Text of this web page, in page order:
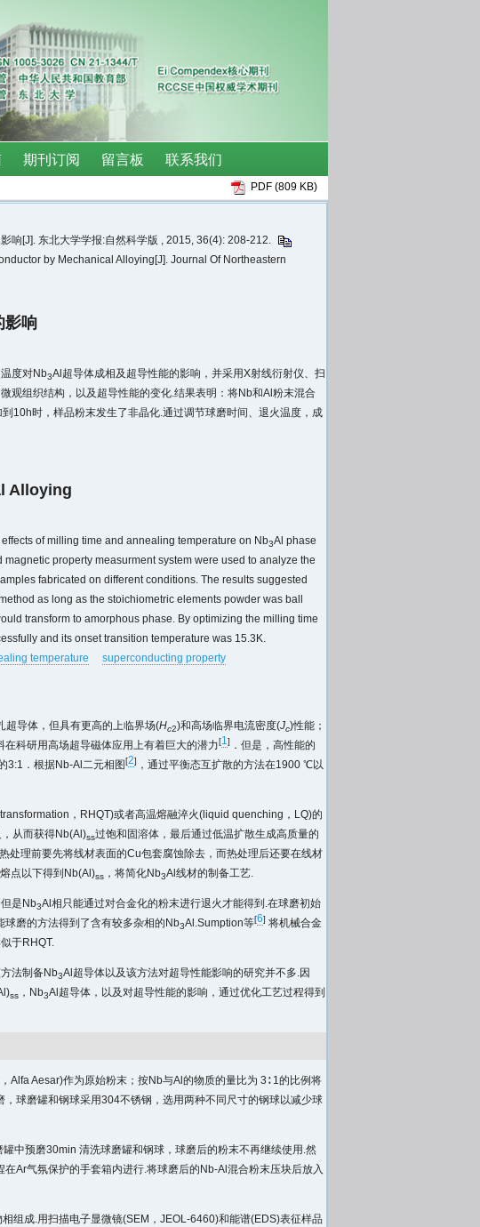
PDF (809 KB)
响[J]. 东北大学学报:自然科学版 , 2015, 36(4): 208-212.
by Mechanical Alloying[J]. Journal Of Northeastern
影响
度对Nb3Al超导体成相及超导性能的影响，并采用X射线衍射仪、扫
观组织结构，以及超导性能的变化.结果表明：将Nb和Al粉末混合
10h时，样品粉末发生了非晶化.通过调节球磨时间、退火温度，成
Alloying
of milling time and annealing temperature on Nb3Al phase
property measurment system were used to analyze the
fabricated on different conditions. The results suggested
as long as the stoichiometric elements powder was ball
transform to amorphous phase. By optimizing the milling time
and its onset transition temperature was 15.3K.
temperature superconducting property
超导体，但具有更高的上临界场(Hc2)和高场临界电流密度(Jc)性能；
在科研用高场超导磁体应用上有着巨大的潜力[1] ．但是，高性能的
3:1．根据Nb-Al二元相图[2] ，通过平衡态互扩散的方法在1900 ℃以
，RHQT)或者高温熔融淬火(liquid quenching，LQ)的
从而获得Nb(Al)ss过饱和固溶体，最后通过低温扩散生成高质量的
理前要先将线材表面的Cu包套腐蚀除去，而热处理后还要在线材
点以下得到Nb(Al)ss ，将简化Nb3Al线材的制备工艺.
是Nb3Al相只能通过对合金化的粉末进行退火才能得到.在球磨初始
球磨的方法得到了含有较多杂相的Nb3Al.Sumption等[6] 将机械合金
于RHQT.
法制备Nb3Al超导体以及该方法对超导性能影响的研究并不多.因
ss ，Nb3Al超导体，以及对超导性能的影响，通过优化工艺过程得到
Aesar)作为原始粉末；按Nb与Al的物质的量比为 3∶ 1的比例将
球磨罐和钢球采用304不锈钢，选用两种不同尺寸的钢球以减少球
中预磨30min 清洗球磨罐和钢球，球磨后的粉末不再继续使用.然
Ar气氛保护的手套箱内进行.将球磨后的Nb-Al混合粉末压块后放入
组成.用扫描电子显微镜(SEM，JEOL-6460)和能谱(EDS)表征样品